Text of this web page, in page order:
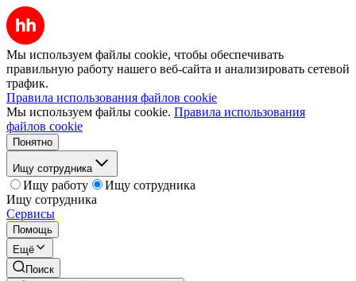
Мы используем файлы cookie, чтобы обеспечивать
правильную работу нашего веб-сайта и анализировать сетевой
трафик.
Правила использования файлов cookie
Мы используем файлы cookie. Правила использования
файлов cookie
Понятно
Ищу сотрудника
Ищу работу
Ищу сотрудника
Ищу сотрудника
Сервисы
Помощь
Ещё
Поиск